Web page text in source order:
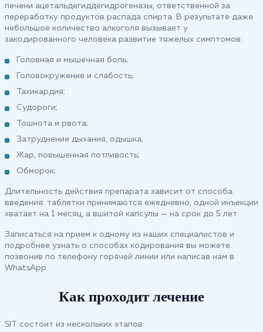
печени ацетальдегиддегидрогеназы, ответственной за
переработку продуктов распада спирта. В результате даже
небольшое количество алкоголя вызывает у
закодированного человека развитие тяжелых симптомов:
Головная и мышечная боль;
Головокружение и слабость;
Тахикардия;
Судороги;
Тошнота и рвота;
Затруднение дыхания, одышка;
Жар, повышенная потливость;
Обморок;
Длительность действия препарата зависит от способа
введения: таблетки принимаются ежедневно, одной инъекции
хватает на 1 месяц, а вшитой капсулы — на срок до 5 лет.
Записаться на прием к одному из наших специалистов и
подробнее узнать о способах кодирования вы можете
позвонив по телефону горячей линии или написав нам в
WhatsApp.
Как проходит лечение
SIT состоит из нескольких этапов: